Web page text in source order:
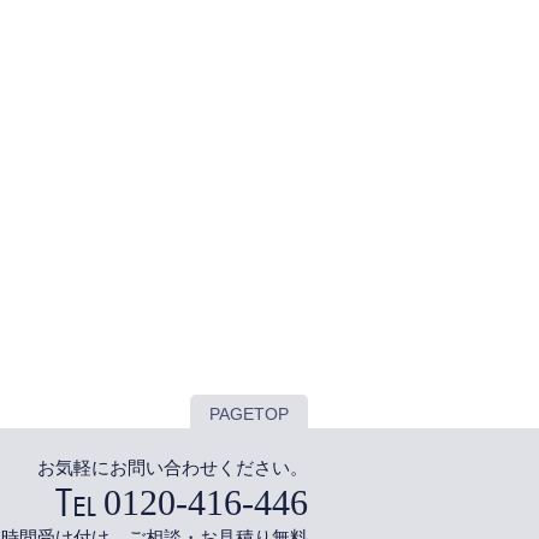
PAGETOP
お気軽にお問い合わせください。
0120-416-446